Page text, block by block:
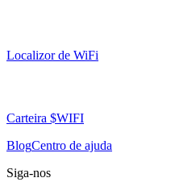
Localizor de WiFi
Carteira $WIFI
BlogCentro de ajuda
Siga-nos